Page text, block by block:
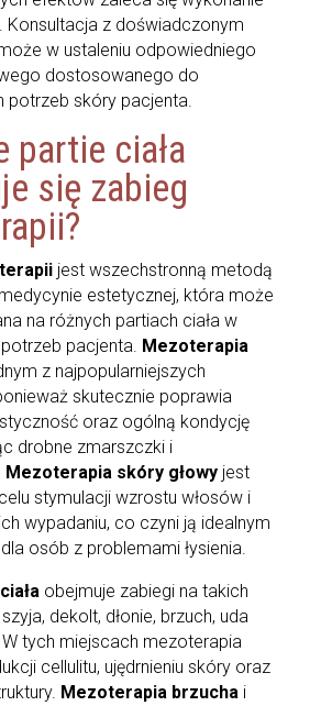
Konsultacja z doświadczonym
w ustaleniu odpowiedniego
dostosowanego do
potrzeb skóry pacjenta.
partie ciała
się zabieg
jest wszechstronną metodą
estetycznej, która może
na różnych partiach ciała w
pacjenta. Mezoterapia
z najpopularniejszych
skutecznie poprawia
oraz ogólną kondycję
drobne zmarszczki i
Mezoterapia skóry głowyjest
stymulacji wzrostu włosów i
wypadaniu, co czyni ją idealnym
osób z problemami łysienia.
obejmuje zabiegi na takich
dekolt, dłonie, brzuch, uda
tych miejscach mezoterapia
cellulitu, ujędrnieniu skóry oraz
Mezoterapia brzuchai